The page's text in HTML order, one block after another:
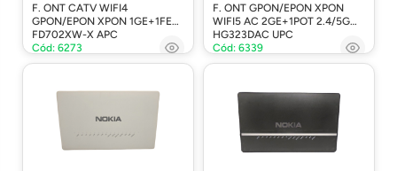
F. ONT CATV WIFI4
GPON/EPON XPON 1GE+1FE
FD702XW-X APC
Cód: 6273
F. ONT GPON/EPON XPON
WIFI5 AC 2GE+1POT 2.4/5G
HG323DAC UPC
Cód: 6339